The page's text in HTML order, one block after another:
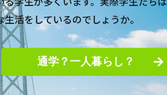
活をしているのでしょうか。
通学？一人暮らし？